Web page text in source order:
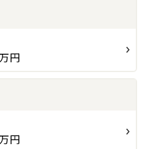
万円
万円